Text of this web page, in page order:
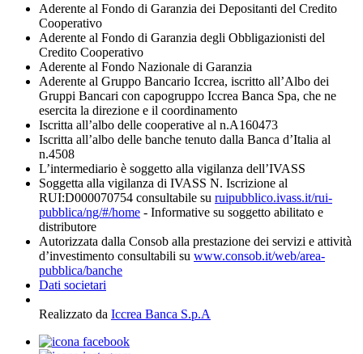
Aderente al Fondo di Garanzia dei Depositanti del Credito
Cooperativo
Aderente al Fondo di Garanzia degli Obbligazionisti del
Credito Cooperativo
Aderente al Fondo Nazionale di Garanzia
Aderente al Gruppo Bancario Iccrea, iscritto all’Albo dei
Gruppi Bancari con capogruppo Iccrea Banca Spa, che ne
esercita la direzione e il coordinamento
Iscritta all’albo delle cooperative al n.A160473
Iscritta all’albo delle banche tenuto dalla Banca d’Italia al
n.4508
L’intermediario è soggetto alla vigilanza dell’IVASS
Soggetta alla vigilanza di IVASS N. Iscrizione al
RUI:D000070754 consultabile su ruipubblico.ivass.it/rui-
pubblica/ng/#/home - Informative su soggetto abilitato e
distributore
Autorizzata dalla Consob alla prestazione dei servizi e attività
d’investimento consultabili su www.consob.it/web/area-
pubblica/banche
Dati societari
Realizzato da Iccrea Banca S.p.A